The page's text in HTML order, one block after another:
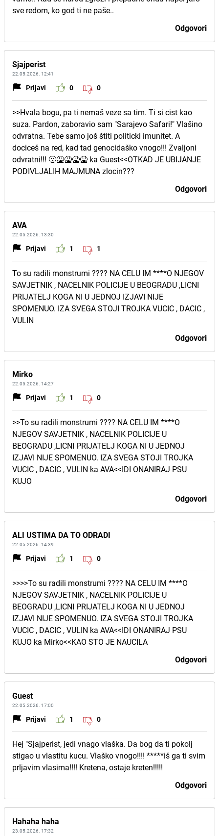
sve redom, ko god ti ne paše..
Odgovori
Sjajperist
22.05.2026. 12:41
Prijavi 0 0
>>Hvala bogu, pa ti nemaš veze sa tim. Ti si cist kao
suza. Pardon, zaboravio sam "Sarajevo Safari!" Vlašino
odvratna. Tebe samo još štiti politicki imunitet. A
dociceš na red, kad tad genocidaško vnogo!!! Zvaljoni
odvratni!!! 🤢🤮🤮🤮🤮 ka Guest<<OTKAD JE UBIJANJE
PODIVLJALIH MAJMUNA zlocin???
Odgovori
AVA
22.05.2026. 13:30
Prijavi 1 1
To su radili monstrumi ???? NA CELU IM ****O NJEGOV
SAVJETNIK , NACELNIK POLICIJE U BEOGRADU ,LICNI
PRIJATELJ KOGA NI U JEDNOJ IZJAVI NIJE
SPOMENUO. IZA SVEGA STOJI TROJKA VUCIC , DACIC ,
VULIN
Odgovori
Mirko
22.05.2026. 14:27
Prijavi 1 0
>>To su radili monstrumi ???? NA CELU IM ****O
NJEGOV SAVJETNIK , NACELNIK POLICIJE U
BEOGRADU ,LICNI PRIJATELJ KOGA NI U JEDNOJ
IZJAVI NIJE SPOMENUO. IZA SVEGA STOJI TROJKA
VUCIC , DACIC , VULIN ka AVA<<IDI ONANIRAJ PSU
KUJO
Odgovori
ALI USTIMA DA TO ODRADI
22.05.2026. 14:39
Prijavi 1 0
>>>>To su radili monstrumi ???? NA CELU IM ****O
NJEGOV SAVJETNIK , NACELNIK POLICIJE U
BEOGRADU ,LICNI PRIJATELJ KOGA NI U JEDNOJ
IZJAVI NIJE SPOMENUO. IZA SVEGA STOJI TROJKA
VUCIC , DACIC , VULIN ka AVA<<IDI ONANIRAJ PSU
KUJO ka Mirko<<KAO STO JE NAUCILA
Odgovori
Guest
22.05.2026. 17:00
Prijavi 1 0
Hej "Sjajperist, jedi vnago vlaška. Da bog da ti pokolj
stigao u vlastitu kucu. Vlaško vnogo!!!! *****iš ga ti svim
prljavim vlasima!!!! Kretena, ostaje kreten!!!!!
Odgovori
Hahaha haha
23.05.2026. 17:32